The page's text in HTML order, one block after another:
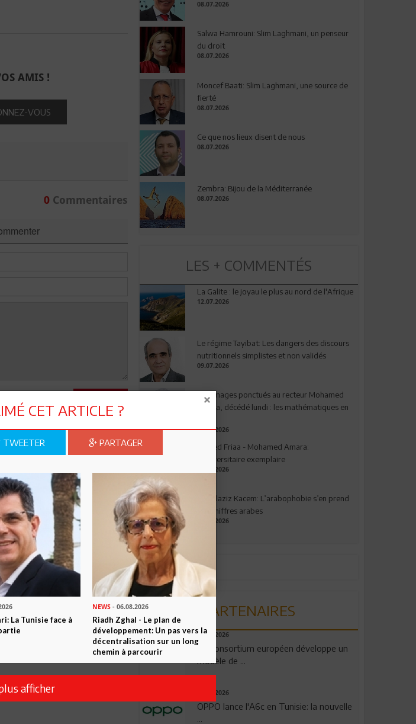
AMIS !
VOUS
0Commentaires
08.07.2026
Salwa Hamrouni: Slim Laghmani, un penseur
du droit
08.07.2026
Moncef Baati: Slim Laghmani, une source de
fierté
08.07.2026
Ce que nos lieux disent de nous
08.07.2026
Zembra: Bijou de la Méditerranée
08.07.2026
LES + COMMENTÉS
La Galite : le joyau le plus au nord de l'Afrique
12.07.2026
Le régime Tayibat: Les dangers des discours
nutritionnels simplistes et non validés
09.07.2026
Hommages ponctués au recteur Mohamed
Amara, décédé lundi : les mathématiques en
03.08.2026
Ahmed Friaa - Mohamed Amara:
l’Universitaire exemplaire
04.08.2026
Abdelaziz Kacem: L’arabophobie s’en prend
aux chiffres arabes
09.07.2026
PARTENAIRES
06.08.2026
Un consortium européen développe un
modèle de ...
04.08.2026
OPPO lance l'A6c en Tunisie: la nouvelle
...
CET ARTICLE ?
TWEETER PARTAGER
La Tunisie face à
NEWS- 06.08.2026
Riadh Zghal - Le plan de
développement: Un pas vers la
décentralisation sur un long
chemin à parcourir
afficher